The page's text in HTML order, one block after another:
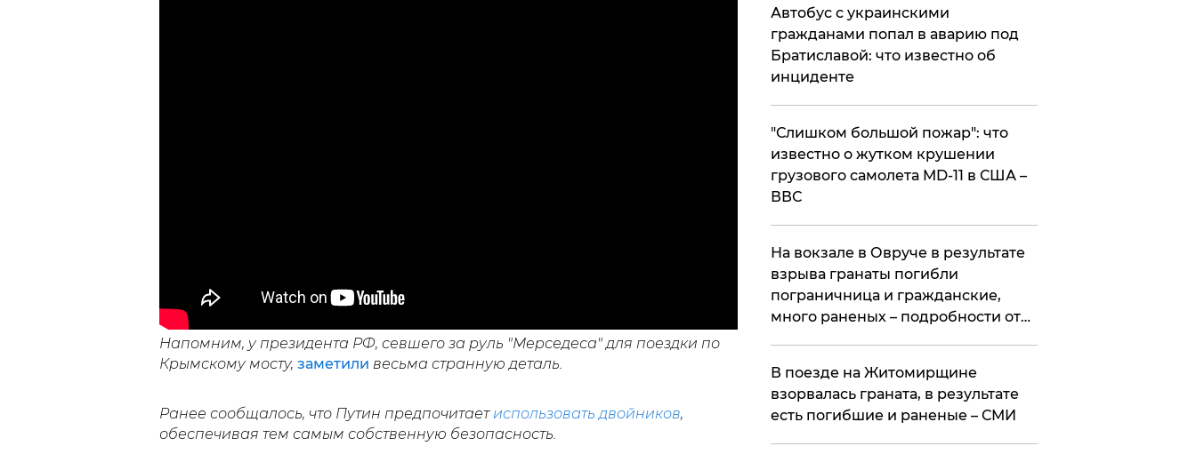
Напомним, у президента РФ, севшего за руль "Мерседеса" для поездки по
Крымскому мосту, заметили весьма странную деталь.
Ранее сообщалось, что Путин предпочитает использовать двойников,
обеспечивая тем самым собственную безопасность.
Автобус с украинскими
гражданами попал в аварию под
Братиславой: что известно об
инциденте
"Слишком большой пожар": что
известно о жутком крушении
грузового самолета MD-11 в США –
ВВС
На вокзале в Овруче в результате
взрыва гранаты погибли
пограничница и гражданские,
много раненых – подробности от
В поезде на Житомирщине
взорвалась граната, в результате
есть погибшие и раненые – СМИ